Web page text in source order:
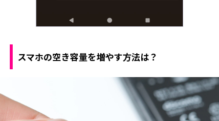
スマホの空き容量を増やす方法は？